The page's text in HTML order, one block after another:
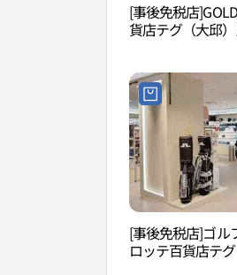
[事後免税店
貨店テグ（大邱
[事後免税店]ゴル
ロッテ百貨店テ